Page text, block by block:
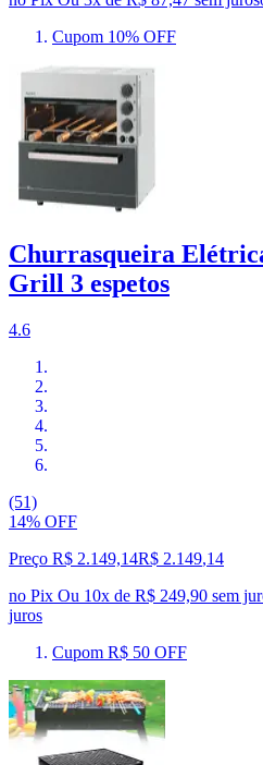
Cupom 10% OFF
Churrasqueira
Grill 3 espetos
4.6
(51)
14% OFF
Preço R$ 2.149,14R$ 2.149,14
no Pix Ou 10x de R$ 249,90 sem
juros
Cupom R$ 50 OFF